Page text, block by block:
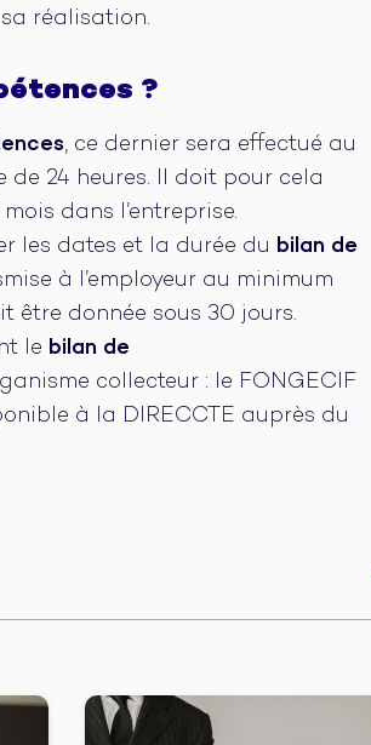
réalisation.
?
, ce dernier sera effectué au
de 24 heures. Il doit pour cela
dans l’entreprise.
les dates et la durée du bilan de
à l’employeur au minimum
être donnée sous 30 jours.
le bilan de
collecteur : le FONGECIF
à la DIRECCTE auprès du